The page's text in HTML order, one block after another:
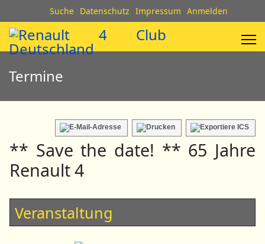
Suche Datenschutz Impressum Anmelden
Termine
** Save the date! ** 65 Jahre
Renault 4
Veranstaltung